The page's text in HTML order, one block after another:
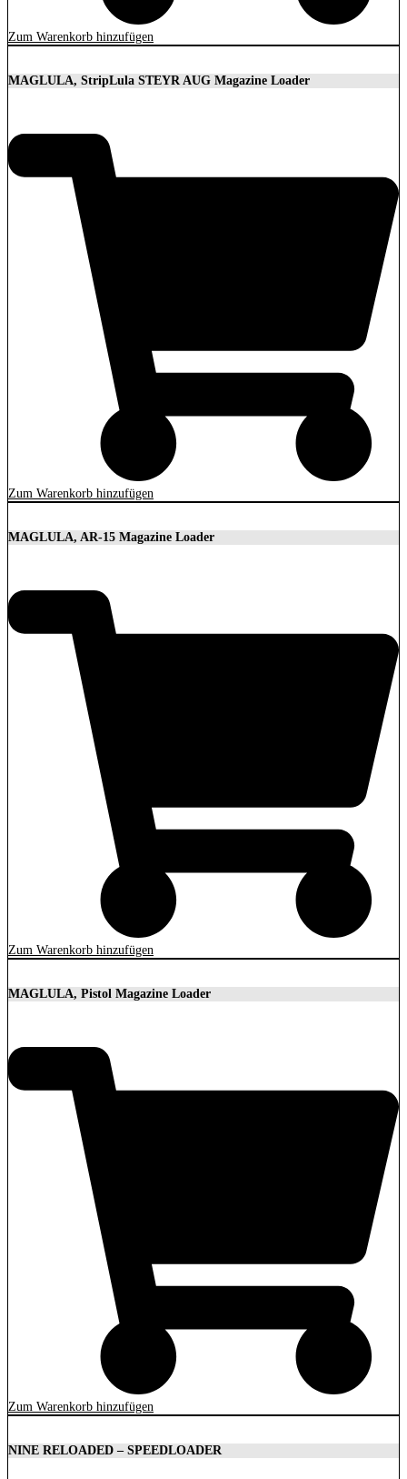
Zum Warenkorb hinzufügen
MAGLULA, StripLula STEYR AUG Magazine Loader
Zum Warenkorb hinzufügen
MAGLULA, AR-15 Magazine Loader
Zum Warenkorb hinzufügen
MAGLULA, Pistol Magazine Loader
Zum Warenkorb hinzufügen
NINE RELOADED – SPEEDLOADER